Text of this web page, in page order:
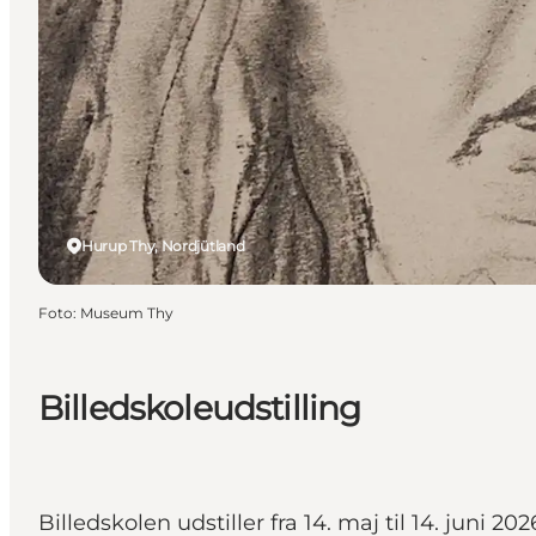
Billedskoleudstilling
Billedskolen udstiller fra 14. maj til 14. juni
Hurup Thy, Nordjütland
Foto: Museum Thy